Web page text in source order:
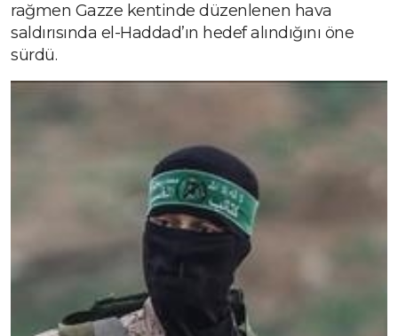
rağmen Gazze kentinde düzenlenen hava
saldırısında el-Haddad’ın hedef alındığını öne
sürdü.